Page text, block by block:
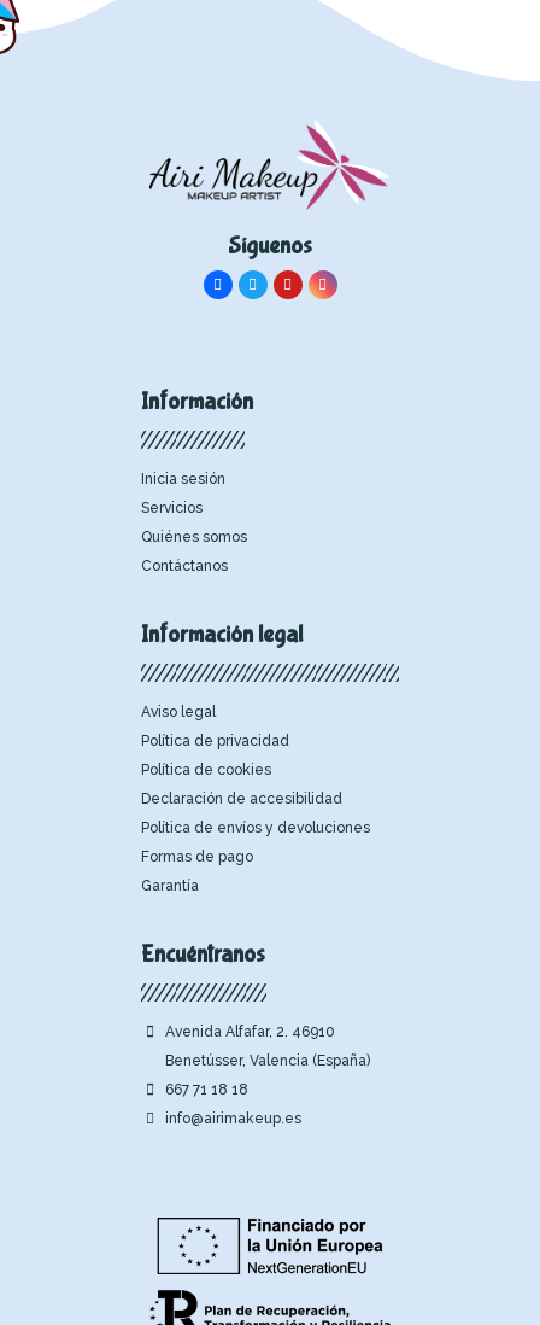
Síguenos
Información
Inicia sesión
Servicios
Quiénes somos
Contáctanos
Información legal
Aviso legal
Política de privacidad
Política de cookies
Declaración de accesibilidad
Política de envíos y devoluciones
Formas de pago
Garantía
Encuéntranos
Avenida Alfafar, 2. 46910
Benetússer, Valencia (España)
667 71 18 18
info@airimakeup.es